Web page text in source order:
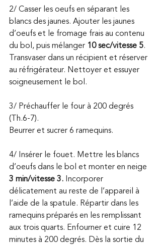
2/ Casser les oeufs en séparant les
blancs des jaunes. Ajouter les jaunes
d’oeufs et le fromage frais au contenu
du bol, puis mélanger 10 sec/vitesse 5.
Transvaser dans un récipient et réserver
au réfrigérateur. Nettoyer et essuyer
soigneusement le bol.
3/ Préchauffer le four à 200 degrés
(Th.6-7).
Beurrer et sucrer 6 ramequins.
4/ Insérer le fouet. Mettre les blancs
d’oeufs dans le bol et monter en neige
3 min/vitesse 3. Incorporer
délicatement au reste de l’appareil à
l’aide de la spatule. Répartir dans les
ramequins préparés en les remplissant
aux trois quarts. Enfourner et cuire 12
minutes à 200 degrés. Dès la sortie du